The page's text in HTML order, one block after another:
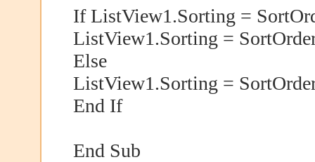
If ListView1.Sorting =
ListView1.Sorting =
Else
ListView1.Sorting =
End If
End Sub